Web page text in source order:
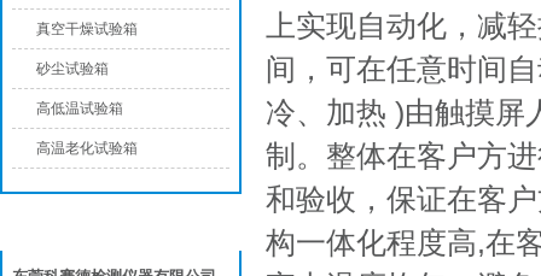
上实现自动化，减
间，可在任意时间
冷、加热 )由触摸屏
制。整体在客户方
和验收，保证在客
构一体化程度高,在
真空干燥试验箱
砂尘试验箱
高低温试验箱
高温老化试验箱